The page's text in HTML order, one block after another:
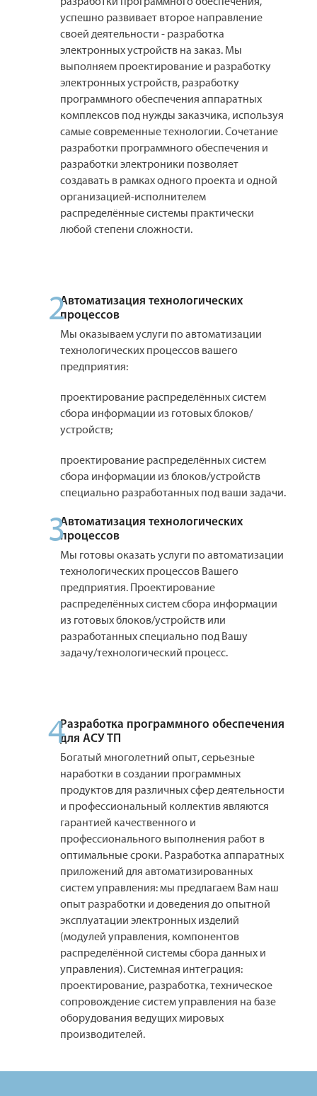
успешно развивает второе направление
своей деятельности - разработка
электронных устройств на заказ. Мы
выполняем проектирование и разработку
электронных устройств, разработку
программного обеспечения аппаратных
комплексов под нужды заказчика, используя
самые современные технологии. Сочетание
разработки программного обеспечения и
разработки электроники позволяет
создавать в рамках одного проекта и одной
организацией-исполнителем
распределённые системы практически
любой степени сложности.
2Автоматизация технологических
процессов
Мы оказываем услуги по автоматизации
технологических процессов вашего
предприятия:
проектирование распределённых систем
сбора информации из готовых блоков/
устройств;
проектирование распределённых систем
сбора информации из блоков/устройств
специально разработанных под ваши задачи.
3Автоматизация технологических
процессов
Мы готовы оказать услуги по автоматизации
технологических процессов Вашего
предприятия. Проектирование
распределённых систем сбора информации
из готовых блоков/устройств или
разработанных специально под Вашу
задачу/технологический процесс.
4Разработка программного обеспечения
для АСУ ТП
Богатый многолетний опыт, серьезные
наработки в создании программных
продуктов для различных сфер деятельности
и профессиональный коллектив являются
гарантией качественного и
профессионального выполнения работ в
оптимальные сроки. Разработка аппаратных
приложений для автоматизированных
систем управления: мы предлагаем Вам наш
опыт разработки и доведения до опытной
эксплуатации электронных изделий
(модулей управления, компонентов
распределённой системы сбора данных и
управления). Системная интеграция:
проектирование, разработка, техническое
сопровождение систем управления на базе
оборудования ведущих мировых
производителей.